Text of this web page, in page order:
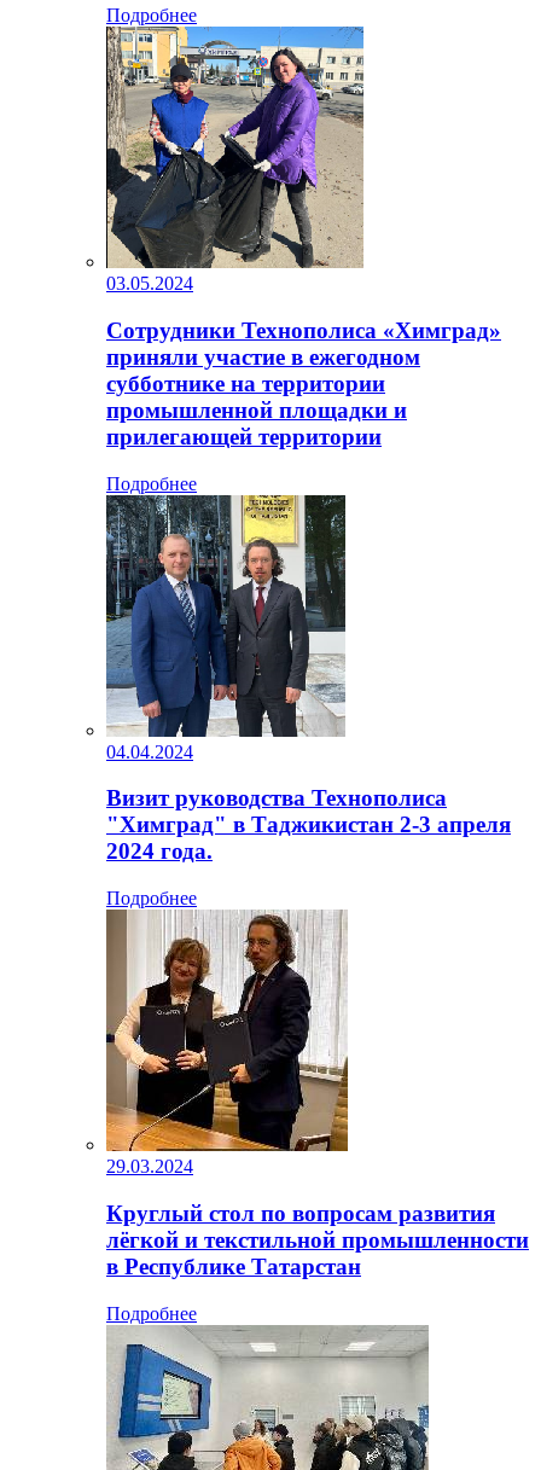
Подробнее
03.05.2024
Сотрудники Технополиса «Химград»
приняли участие в ежегодном
субботнике на территории
промышленной площадки и
прилегающей территории
Подробнее
04.04.2024
Визит руководства Технополиса
"Химград" в Таджикистан 2-3 апреля
2024 года.
Подробнее
29.03.2024
Круглый стол по вопросам развития
лёгкой и текстильной промышленности
в Республике Татарстан
Подробнее